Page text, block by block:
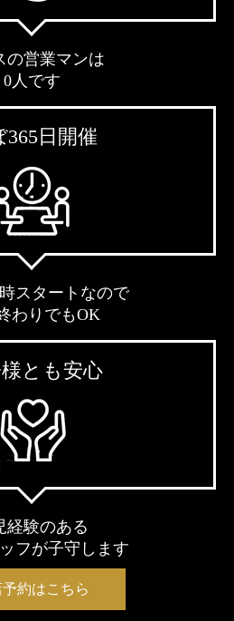
の営業マンは
0人です
365日開催
スタートなので
わりでもOK
とも安心
経験のある
フが子守します
約はこちら